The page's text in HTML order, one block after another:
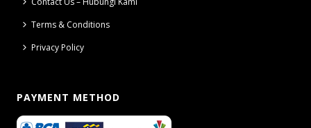
Terms & Conditions
Privacy Policy
PAYMENT METHOD